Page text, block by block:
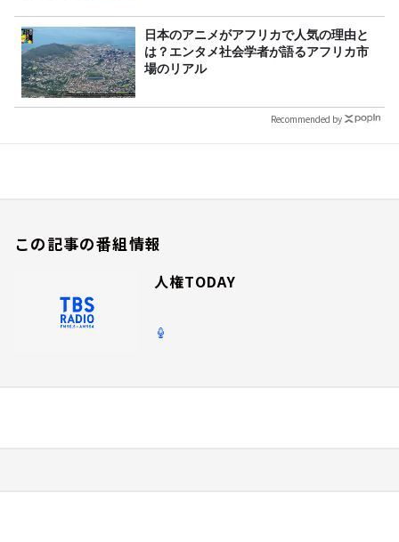
日本のアニメがアフリカで人気の理由と
は？エンタメ社会学者が語るアフリカ市
場のリアル
Recommended by
この記事の番組情報
人権TODAY